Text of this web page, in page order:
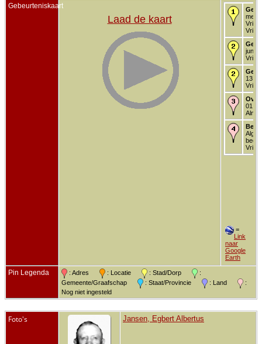
Gebeurteniskaart
Laad de kaart
mei
jun
13
01
Alg.
=
Link
naar
Google
Earth
Pin Legenda : Adres : Locatie : Stad/Dorp
:
Gemeente/Graafschap
: Staat/Provincie : Land
:
Nog niet ingesteld
Foto's Jansen, Egbert Albertus